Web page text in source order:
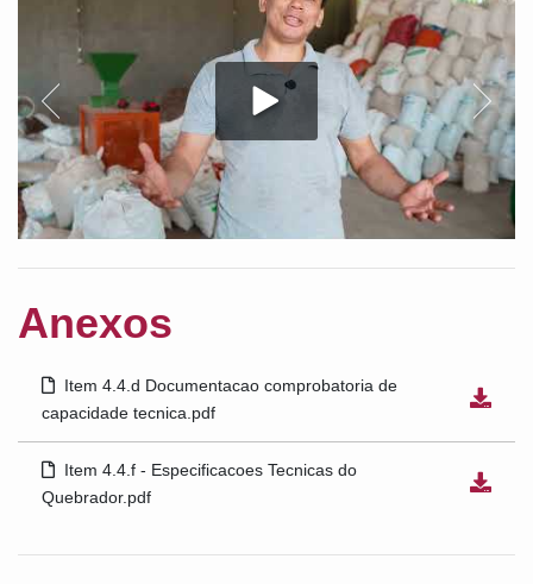
Anexos
Item 4.4.d Documentacao comprobatoria de
capacidade tecnica.pdf
Item 4.4.f - Especificacoes Tecnicas do
Quebrador.pdf